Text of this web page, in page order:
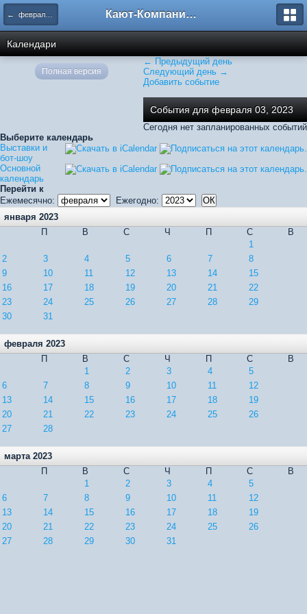
← февраля 2023 Кают-Компания "Катера и Яхты"
Календари
← Предыдущий день
Следующий день →
Добавить событие
События для февраля 03, 2023
Сегодня нет запланированных событий
Выберите календарь
Выставки и
бот-шоу
Основной
календарь
Перейти к
Ежемесячно:
Ежегодно:
января 2023
П
В С Ч П С
В
1
2
3 4 5 6 7
8
9
10 11 12 13 14
15
16
17 18 19 20 21
22
23
24 25 26 27 28
29
30
31
февраля 2023
П
В С Ч П С
В
1
2 3 4
5
6
7 8 9 10 11
12
13
14 15 16 17 18
19
20
21 22 23 24 25
26
27
28
марта 2023
П
В С Ч П С
В
1
2 3 4
5
6
7 8 9 10 11
12
13
14 15 16 17 18
19
20
21 22 23 24 25
26
27
28 29 30 31
Полная версия